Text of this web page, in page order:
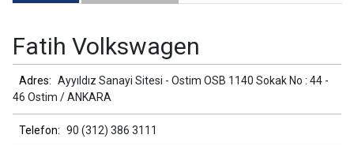
Fatih Volkswagen
Adres: Ayyıldız Sanayi Sitesi - Ostim OSB 1140 Sokak No : 44 -
46 Ostim / ANKARA
Telefon: 90 (312) 386 3111